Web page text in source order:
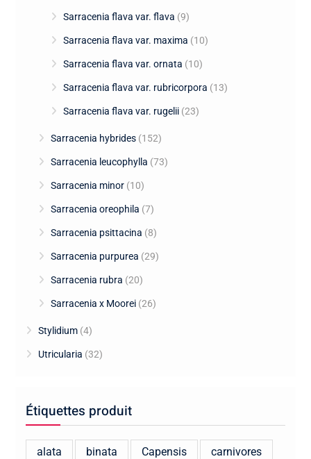
Sarracenia flava var. flava (9)
Sarracenia flava var. maxima (10)
Sarracenia flava var. ornata (10)
Sarracenia flava var. rubricorpora (13)
Sarracenia flava var. rugelii (23)
Sarracenia hybrides (152)
Sarracenia leucophylla (73)
Sarracenia minor (10)
Sarracenia oreophila (7)
Sarracenia psittacina (8)
Sarracenia purpurea (29)
Sarracenia rubra (20)
Sarracenia x Moorei (26)
Stylidium (4)
Utricularia (32)
Étiquettes produit
alata binata Capensis carnivores